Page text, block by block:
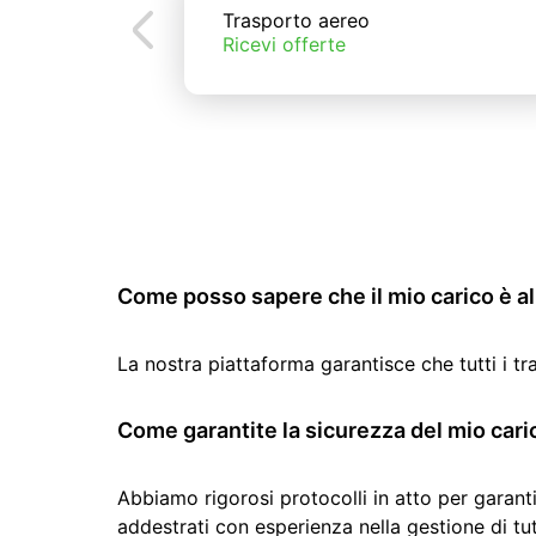
Trasporto aereo
Ricevi offerte
Come posso sapere che il mio carico è
La nostra piattaforma garantisce che tutti i
Come garantite la sicurezza del mio
Abbiamo rigorosi protocolli in atto per
addestrati con esperienza nella gestione di